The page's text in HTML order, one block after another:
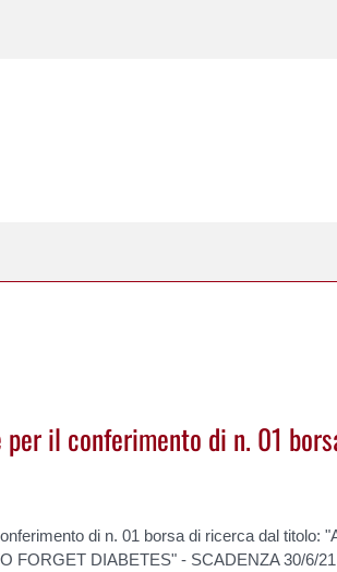
per il conferimento di n. 01
di n. 01 borsa di ricerca dal titolo:
FORGET DIABETES" - SCADENZA 30/6/21